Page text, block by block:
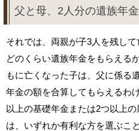
父と母、2人分の遺族年
それでは、両親が子3人を残し
どのくらい遺族年金をもらえる
もに亡くなった子は、父に係る
年金の額を合算してもらえるわ
以上の基礎年金または2つ以上
は、いずれか有利な方を選ぶこ